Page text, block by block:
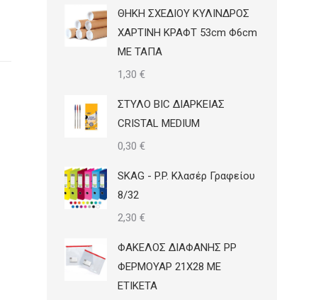
ΘΗΚΗ ΣΧΕΔΙΟΥ ΚΥΛΙΝΔΡΟΣ
ΧΑΡΤΙΝΗ ΚΡΑΦΤ 53cm Φ6cm
ΜΕ ΤΑΠΑ
1,30 €
ΣΤΥΛΟ BIC ΔΙΑΡΚΕΙΑΣ
CRISTAL MEDIUM
0,30 €
SKAG - P.P. Κλασέρ Γραφείου
8/32
2,30 €
ΦΑΚΕΛΟΣ ΔΙΑΦΑΝΗΣ PP
ΦΕΡΜΟΥΑΡ 21Χ28 ΜΕ
ΕΤΙΚΕΤΑ